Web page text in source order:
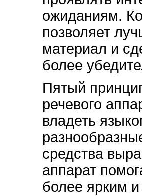
ожиданиям.
позволяет
материал и
более
Пятый
речевого
владеть
средства
аппарат
более ярким